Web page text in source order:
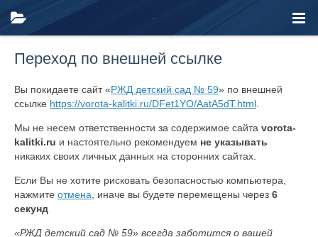
Переход по внешней ссылке
Вы покидаете сайт «РЖД детский сад № 59» по внешней
ссылке https://vorota-kalitki.ru/DFet1YO/AatA5dT.html
Мы не несем ответственности за содержимое сайта vorota-
kalitki.ru и настоятельно рекомендуем не указывать
никаких своих личных данных на сторонних сайтах.
Если Вы не хотите рисковать безопасностью компьютера,
нажмите отмена , иначе вы будете перемещены через 6
секунд
«РЖД детский сад № 59» всегда заботится о вашей